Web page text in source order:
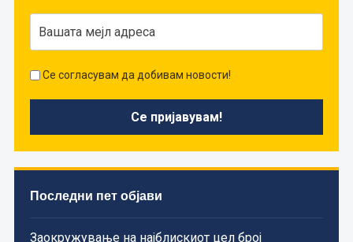
Се согласувам да добивам новости!
Последни пет објави
Заокружување на најблискиот цел број